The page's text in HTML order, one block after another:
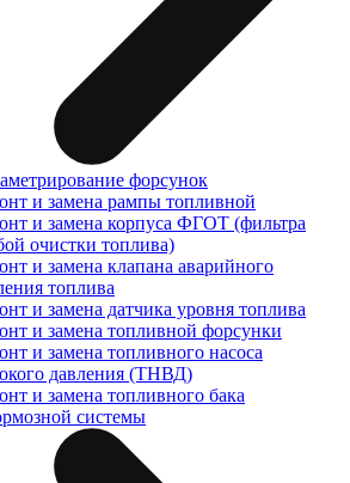
форсунок
и замена рампы топливной
и замена корпуса ФГОТ (фильтра
очистки топлива)
и замена клапана аварийного
топлива
и замена датчика уровня топлива
и замена топливной форсунки
и замена топливного насоса
давления (ТНВД)
и замена топливного бака
системы